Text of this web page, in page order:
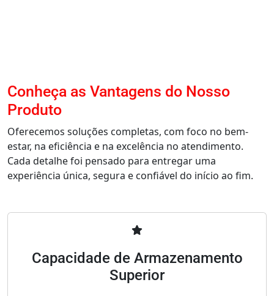
Conheça as Vantagens do Nosso
Produto
Oferecemos soluções completas, com foco no bem-
estar, na eficiência e na excelência no atendimento.
Cada detalhe foi pensado para entregar uma
experiência única, segura e confiável do início ao fim.
Capacidade de Armazenamento
Superior